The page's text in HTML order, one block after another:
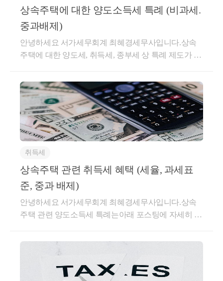
예컨데 상속주택에 대한 비과세 특례가 불가능한 경
상속주택 + 일반주택 -> 일반주택 매도시
일반주택이 조정지역에 위치한다면
상속 후 5년 이내 양도한다면, 주택 수에서 제외시켜
중과세가 아닌 일반과세로 적용할 수 있다는 내용입
니다.
또한 공동상속주택의 경우에도
상속지분이 가장 큰 상속인의 소유로 하여 주택 수
를 계산하게 됩니다.
주된 상속인 - 주택 수 포함
소수지분권자 - 주택 수 미포함
즉 소수지분권자의 경우에도
비과세가 불가능하다면,
중과세가 아닌 일반과세로 양도세를 신고하는 것으
있다면,이후 정산이 되는 등 과세를 뒤로 미루는 것이
아닌실제 바로 공제가 되는 것이기 때문에 세금이 나
오지 않게 됩니다.또한 법인만 가능했던 증여세 과세
특례와 달리개인사업자의 가업승계시에도가업상속공
제가 가능합니다.가업상속공제란,요건을 갖춘 가업,
출자 지분 등을 기준으로상속세에서 제외시켜주는 '공
제'를 해주겠다는 내용입니다.이때 가업은중소기업,
중견기업의 요건을 지켜야 하며또한 가업상속공제가
적용되는 업종이 따로 있습니다.가업의 요건과 피상속
인, 상속인의 요건은 다음과 같습니다.굉장히 파격적
업상속공제를 노려봄직도 하지만,한가지 걸리는 점은
사후관리가 매우 엄격하다는 것입니다.5년 이내1) 해
당 가업용 자산의 40% 이상을 처분한 경우2) 해당 상속
상속인의 지분이 감소된 경우4) 정규직 근로자 수 혹은
총급여액의 평균이 상속 전 기준보다 90% 미달하는 경
문제가 클 수 있는데요.중소, 중견기업에서근로자를
채용하는 것도 점점 어려워지고근로자의 고용을 유지
하는 것도 점점 어려워지는 상황이기 때문에 그렇습니
비과세가 가능합니다.별도세대인 피상속인으로부터
상속주택을 공동으로 취득할 것주된 상속인에 해당하
지 않을 것양도일 현재 일반주택은 2년 이상 보유요건
을 충족할 것2번 요건.일단 주된 상속인에 해당되지 않
아야 하는데요.상속 주택을 지분별로 받은 경우주된
소수지분권자에게만 가능한 특례입니다.주된 상속인
판단 기준은 아래와 같습니다.① 상속지분이 가장 큰
자② 상속주택에 거주하는 자③ 최연장자이 비과세 특
례에 중요한 점은,위에 상속주택 특례처럼상속 주택을
취득할 때 보유하여야 함이라는 조건 자체가 없습니
다.즉, 비과세를 받고자 하는 일반주택은추후 취득한
주택도 비과세가 가능하게 됩니다.① 공동상속주택 +
② 일반주택 취득 → 일반주택 양도시 비과세(소수지
분권자)소수지분권자에대한 비과세 특례 또한선순위
주택에 한하여 적용하게 됩니다.만약 자녀 2분이 각각
1주택이 있는 상황에서부모님 1주택을 소유하고 있는
경우에지분을 51% : 49% 로 한다면,지분이 큰 주된 상
자인 상속인은 공동상속주택으로 인한 비과세 특례를
받을 수 있을 여지가 있습니다.이 비과세 특례는가족
간 공동 상속받은 경우 일부 지분을 가지고 있되,내가
보유한 주택에 대한 비과세 요건을 충족시키고자 할
장조사를 통해허가 or 불허가 의 결정을 내립니다.개인
간의 결정인데 구청의 허가가 떨어지지 못하면계약 이
행 등기가 불가능합니다. 즉 못 사는거죠.토허제에서
허가를 받기 위해서는무조건 실거주를 해야 하며 (갭
한마디로 계약이 매우 복잡해지는 것입니다.또한 자금
조달계획서의 이슈가 있습니다.조정지역 및 투기과열
지구 내 주택을 취득하시게 되면자금조달계획서 및 입
주계획 신고 의무는 물론증빙자료에 대한 제출 의무도
있습니다.부동산을 사면서 구청 등에잔액 예금 증명
서, 대출 증명서, 차용증, 증여신고서 등을필수적으로
제출해야 합니다.조정 지역 이외에는 6억원 기준으로
자금조달계획서에 대한 제출의무가 있는데요.조정 지
역에서는 금액과 관계없이모든 매수자는 자금조달계
획서를 필수적으로 제출해야 합니다.자금조달계획서
는 신고가 되지 않은 수익에 대한 리스크를 안고 있고,
어올 수 있기 때문에문제가 되는 자산의 흐름이 있다
면,세무사를 통해 꼭 사전 상담을 진행하시기를 권해
드립니다.기타 사항전매조정지역 내 주택은 수도권 3
년 지방 1년 간의 전매 제한이 있으며오피스텔 또한 1
상속주택에 대한 양도소득세 특례 (비과세.
중과배제)
안녕하세요 서가세무회계 최혜경세무사입니다.상속
주택에 대한 양도세, 취득세, 종부세 상 특례 제도가 있
기 때문인데요.상속주택에 대한 양도세 특례는 일반적
으로상속주택 과 기존 주택을 보유하고 있을 때'기존
주택'에 대한 양도세 비과세 및 중과 배제 혜택을 주게
됩니다.일반적으로 상속주택을 즉시 매도하게 되면취
득가 (상속가액) = 양도가 (매매가액) 이 동일하기 때문
에1차적으로 양도소득세 상 과세금액이 없는 경우가
일반적이며일반 주택 매도 후 상속 주택이 남은 경우
상속주택에 대한 1세대 1주택 비과세가 가능하기 때문
우,일반주택에 대한 양도소득세 특례 제도를 정확히
확인해보아야 하는데요.상속주택을 보유한다면 어떠
한 매도 / 보유 플랜을 짜셔야 하는지그 전에 상속주택
득세 특례를 통해 같이 알아볼 수 있겠습니다.상속주
택으로 인한 비과세 특례 (소득령 제155조 제2항)상속
주택으로 인한 비과세 특례 요건을 살펴보겠습니다.일
반 주택 + 상속 주택 → 일반 주택을 양도할 때일반 주
취득세
상속주택 관련 취득세 혜택 (세율, 과세표
준, 중과 배제)
안녕하세요 서가세무회계 최혜경세무사입니다.상속
주택 관련 양도소득세 특례는아래 포스팅에 자세히 기
(비과세. 중과배제)양도소득세는기존 주택을 '양도' 할
때 상속주택이 있다 하더라도양도소득세 혜택을 주게
되는 내용입니다.하지만,부동산은 양도만 하는 것이
아니라취득도, 보유도 하게 됩니다.만약 상속주택을